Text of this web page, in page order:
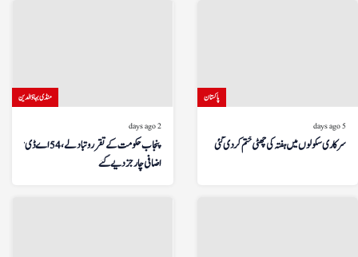
منڈی بہاؤالدین
2 days ago
پنجاب حکومت کے تقرر و تبادلے، 54 اے ڈی سیز کو
اضافی چارجز دیے گئے
پاکستان
5 days ago
سرکاری سکولوں میں ہفتہ کی چھٹی ختم کر دی گئی